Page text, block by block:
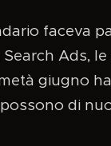
faceva
Ads,
giugno
di